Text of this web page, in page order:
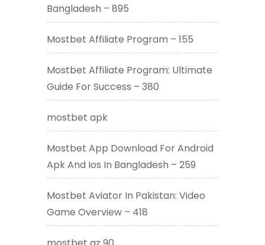
Bangladesh – 895
Mostbet Affiliate Program – 155
Mostbet Affiliate Program: Ultimate
Guide For Success – 380
mostbet apk
Mostbet App Download For Android
Apk And Ios In Bangladesh – 259
Mostbet Aviator In Pakistan: Video
Game Overview – 418